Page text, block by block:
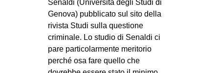
MEDIO ORIENTE
MONDO
EVENTI
in
Senaldi (Università degli Studi di
Genova) pubblicato sul sito della
rivista Studi sulla questione
criminale. Lo studio di Senaldi ci
pare particolarmente meritorio
perché osa fare quello che